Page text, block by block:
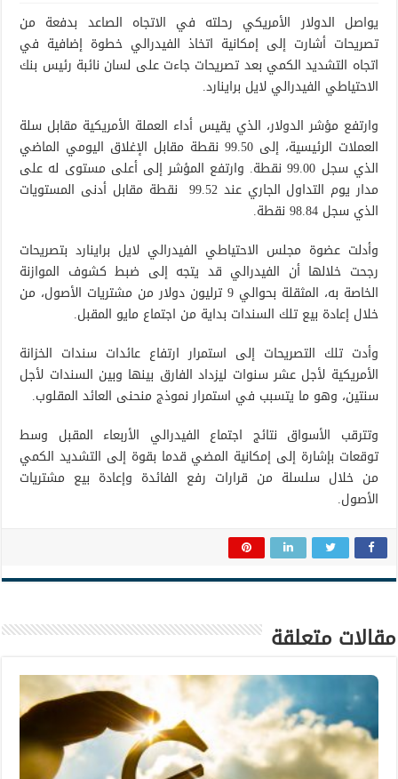
يواصل الدولار الأمريكي رحلته في الاتجاه الصاعد بدفعة من
تصريحات أشارت إلى إمكانية اتخاذ الفيدرالي خطوة إضافية في
اتجاه التشديد الكمي بعد تصريحات جاءت على لسان نائبة رئيس بنك
الاحتياطي الفيدرالي لايل براينارد.
وارتفع مؤشر الدولار، الذي يقيس أداء العملة الأمريكية مقابل سلة
العملات الرئيسية، إلى 99.50 نقطة مقابل الإغلاق اليومي الماضي
الذي سجل 99.00 نقطة. وارتفع المؤشر إلى أعلى مستوى له على
مدار يوم التداول الجاري عند 99.52 نقطة مقابل أدنى المستويات
الذي سجل 98.84 نقطة.
وأدلت عضوة مجلس الاحتياطي الفيدرالي لايل براينارد بتصريحات
رجحت خلالها أن الفيدرالي قد يتجه إلى ضبط كشوف الموازنة
الخاصة به، المثقلة بحوالي 9 ترليون دولار من مشتريات الأصول، من
خلال إعادة بيع تلك السندات بداية من اجتماع مايو المقبل.
وأدت تلك التصريحات إلى استمرار ارتفاع عائدات سندات الخزانة
الأمريكية لأجل عشر سنوات ليزداد الفارق بينها وبين السندات لأجل
سنتين، وهو ما يتسبب في استمرار نموذج منحنى العائد المقلوب.
وتترقب الأسواق نتائج اجتماع الفيدرالي الأربعاء المقبل وسط
توقعات بإشارة إلى إمكانية المضي قدما بقوة إلى التشديد الكمي
من خلال سلسلة من قرارات رفع الفائدة وإعادة بيع مشتريات
الأصول.
مقالات متعلقة